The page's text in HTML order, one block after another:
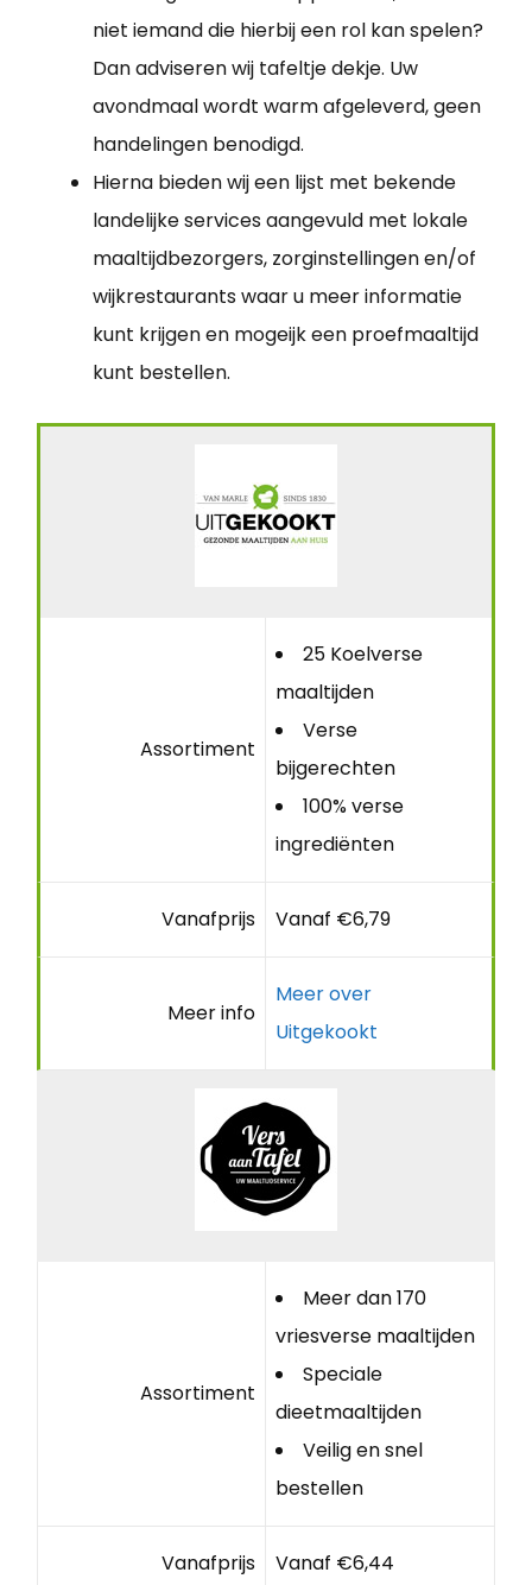
niet iemand die hierbij een rol kan spelen?
Dan adviseren wij tafeltje dekje. Uw
avondmaal wordt warm afgeleverd, geen
handelingen benodigd.
Hierna bieden wij een lijst met bekende
landelijke services aangevuld met lokale
maaltijdbezorgers, zorginstellingen en/of
wijkrestaurants waar u meer informatie
kunt krijgen en mogeijk een proefmaaltijd
kunt bestellen.
Assortiment
25 Koelverse
maaltijden
Verse
bijgerechten
100% verse
ingrediënten
Vanafprijs Vanaf €6,79
Meer info
Meer over
Uitgekookt
Assortiment
Meer dan 170
vriesverse maaltijden
Speciale
dieetmaaltijden
Veilig en snel
bestellen
Vanafprijs Vanaf €6,44